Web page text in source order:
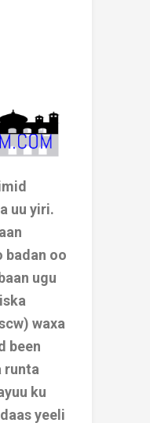
uu yiri.
badan oo
ugu
waxa
been
runta
ku
yeeli